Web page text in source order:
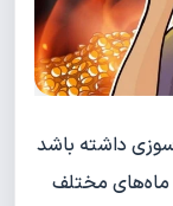
سوزی داشته باشد
ماه‌های مختلف